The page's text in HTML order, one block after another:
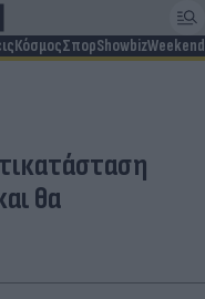
ΚόσμοςΣπορShowbizWeekend
θα